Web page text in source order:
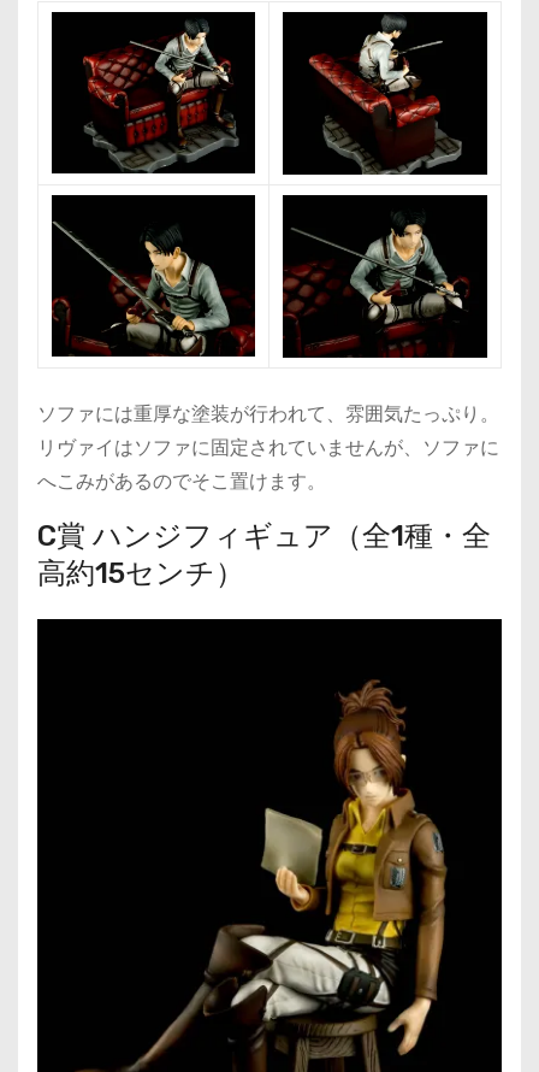
ソファには重厚な塗装が行われて、雰囲気たっぷり。
リヴァイはソファに固定されていませんが、ソファに
へこみがあるのでそこ置けます。
C賞 ハンジフィギュア（全1種・全
高約15センチ）